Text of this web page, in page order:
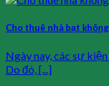
Cho thuê nhà bạt
Ngày nay, các sự
Do đó, [...]